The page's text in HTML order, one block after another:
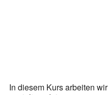
In die­sem Kurs arbei­ten wir